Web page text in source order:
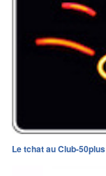
Le tchat au Club-50plus